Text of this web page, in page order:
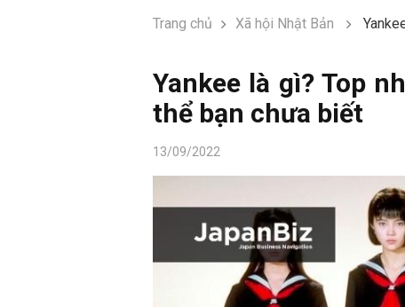
Trang chủ Xã hội Nhật Bản
Yankee là gì? Top
thể bạn chưa biết
13/09/2022